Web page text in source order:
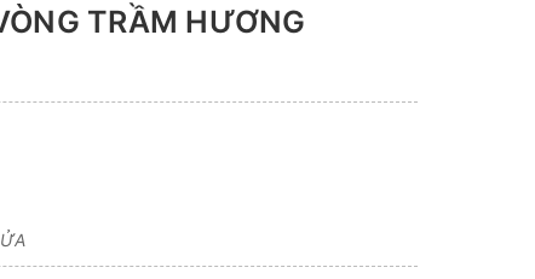
TRẦM HƯƠNG